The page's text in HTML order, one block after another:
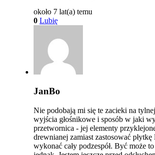
około 7 lat(a) temu
0 Lubię
JanBo
Nie podobają mi się te zacieki na
wyjścia głośnikowe i sposób w jaki
przetwornica - jej elementy
drewnianej zamiast zastosować
wykonać cały podzespół. Być może